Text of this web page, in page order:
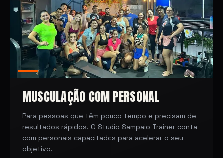
MUSCULAÇÃO COM PERSONAL
Para pessoas que têm pouco tempo e precisam de
resultados rápidos. O Studio Sampaio Trainer conta
com personais capacitados para acelerar o seu
objetivo.